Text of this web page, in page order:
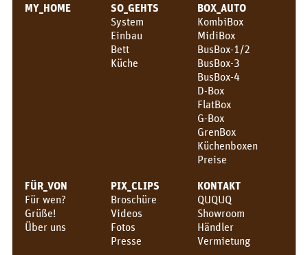
Videos
Händler
Vermietung
News
MY_HOME
SO_GEHTS
System
Einbau
Bett
Küche
BOX_AUTO
KombiBox
MidiBox
BusBox-1/2
BusBox-3
BusBox-4
D-Box
FlatBox
G-Box
GrenBox
Küchenboxen
Preise
FÜR_VON
Für wen?
Grüße!
Über uns
PIX_CLIPS
Broschüre
Videos
Fotos
Presse
KONTAKT
QUQUQ
Showroom
Händler
Vermietung